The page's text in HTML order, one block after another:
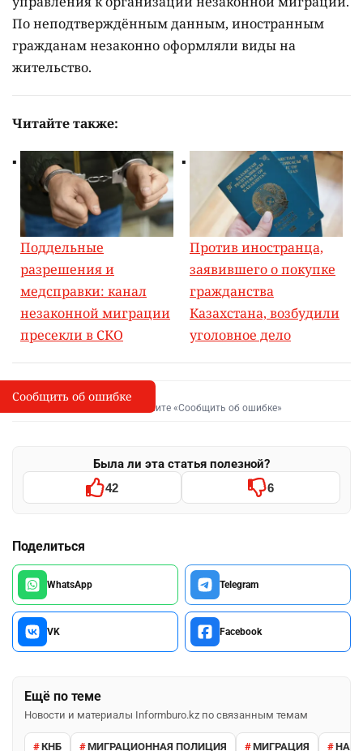
По неподтверждённым данным, иностранным
гражданам незаконно оформляли виды на
жительство.
Читайте также:
Поддельные
разрешения и
медсправки: канал
незаконной миграции
пресекли в СКО
Против иностранца,
заявившего о покупке
гражданства
Казахстана, возбудили
уголовное дело
I
Сообщить об опечатке
Выделите фрагмент и нажмите «Сообщить об ошибке»
Была ли эта статья полезной?
42 6
Поделиться
WhatsApp Telegram
VK Facebook
Ещё по теме
Новости и материалы Informburo.kz по связанным темам
КНБ МИГРАЦИОННАЯ ПОЛИЦИЯ МИГРАЦИЯ
Сообщить об ошибке